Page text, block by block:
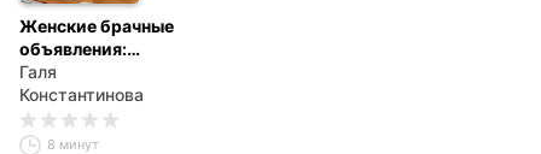
Женские брачные
объявления:
какими они были
100 лет назад?
Галя
Константинова
8 минут